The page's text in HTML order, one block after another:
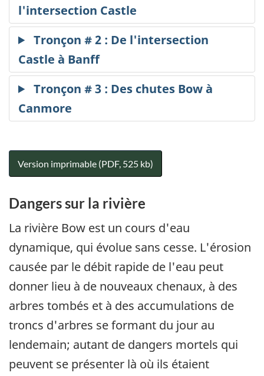
Version imprimable (PDF, 525 kb)
Dangers sur la rivière
La rivière Bow est un cours d'eau
dynamique, qui évolue sans cesse. L'érosion
causée par le débit rapide de l'eau peut
donner lieu à de nouveaux chenaux, à des
arbres tombés et à des accumulations de
troncs d'arbres se formant du jour au
lendemain; autant de dangers mortels qui
peuvent se présenter là où ils étaient